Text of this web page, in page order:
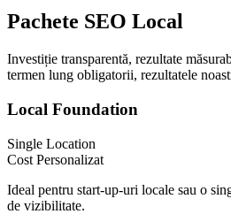
Pachete SEO Local
Investiție transparentă, rezultate
termen lung obligatorii, rezultatele
Local Foundation
Single Location
Cost Personalizat
Ideal pentru start-up-uri locale sau o
de vizibilitate.